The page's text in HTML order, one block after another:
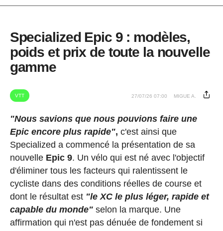
Specialized Epic 9 : modèles,
poids et prix de toute la nouvelle
gamme
VTT 27/07/26 07:00 MIGUE A.
"Nous savions que nous pouvions faire une
Epic encore plus rapide", c'est ainsi que
Specialized a commencé la présentation de sa
nouvelle Epic 9. Un vélo qui est né avec l'objectif
d'éliminer tous les facteurs qui ralentissent le
cycliste dans des conditions réelles de course et
dont le résultat est "le XC le plus léger, rapide et
capable du monde" selon la marque. Une
affirmation qui n'est pas dénuée de fondement si